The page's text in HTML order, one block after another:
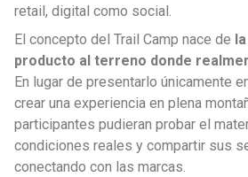
retail, digital como social.
El concepto del Trail Camp nace de
producto al terreno donde
En lugar de presentarlo únicamente
crear una experiencia en plena
participantes pudieran probar el
condiciones reales y compartir sus
conectando con las marcas.